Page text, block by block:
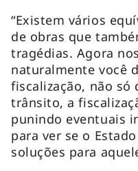
“Existem vários
de obras que
tragédias. Agora
naturalmente você
fiscalização, não
trânsito, a
punindo eventuais
para ver se o
soluções para